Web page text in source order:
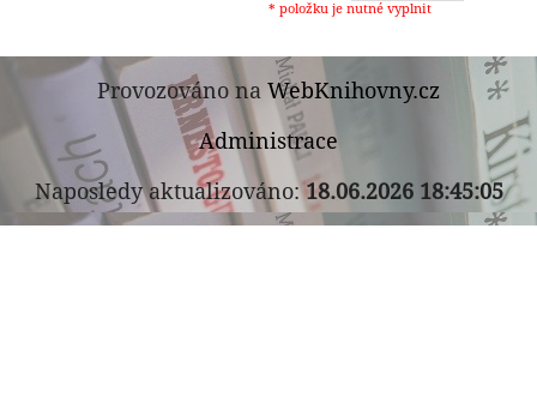
* položku je nutné vyplnit
Provozováno na WebKnihovny.cz
Administrace
Naposledy aktualizováno:18.06.2026 18:45:05